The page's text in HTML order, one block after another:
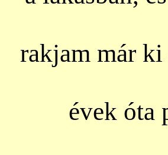
rakjam már
évek óta